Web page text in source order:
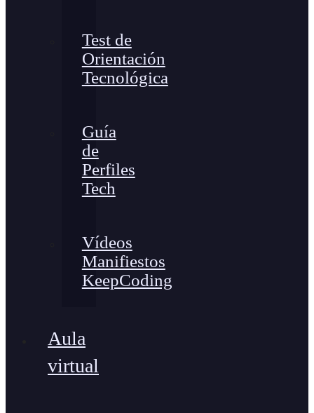
Test de
Orientación
Tecnológica
Guía
de
Perfiles
Tech
Vídeos
Manifiestos
KeepCoding
Aula
virtual